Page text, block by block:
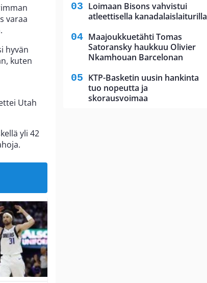
varaa
hyvän
kuten
Utah
yli 42
Loimaan Bisons vahvistui
atleettisella kanadalaislaiturilla
Maajoukkuetähti Tomas
Satoransky haukkuu Olivier
Nkamhouan Barcelonan
KTP-Basketin uusin hankinta
tuo nopeutta ja
skorausvoimaa